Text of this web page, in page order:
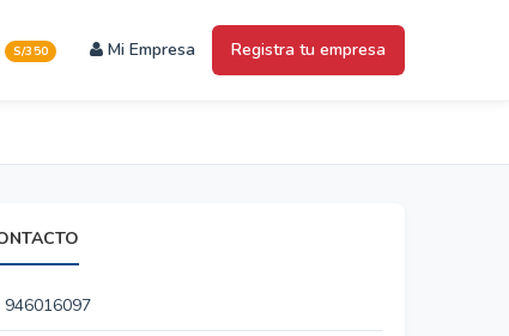
S/350 Mi Empresa Registra tu empresa
946016097